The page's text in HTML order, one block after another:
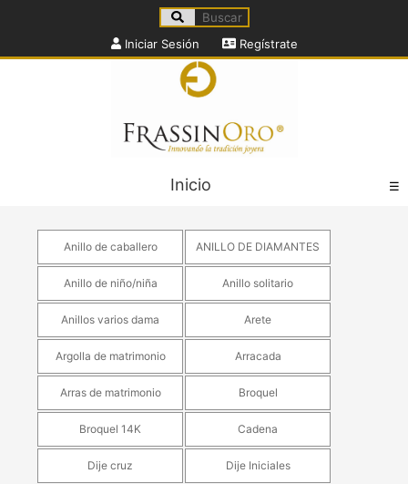
Iniciar Sesión Regístrate
Inicio ☰
Anillo de caballero ANILLO DE DIAMANTES
Anillo de niño/niña Anillo solitario
Anillos varios dama Arete
Argolla de matrimonio Arracada
Arras de matrimonio Broquel
Broquel 14K Cadena
Dije cruz Dije Iniciales